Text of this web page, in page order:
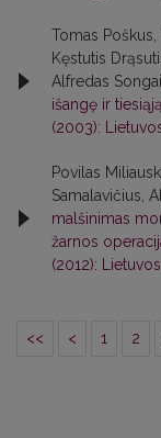
Tomas
Kęstutis
Alfredas
išangę ir
(2003):
Povilas
Samalavičius,
malšinimas
žarnos
(2012):
<< < 1 2